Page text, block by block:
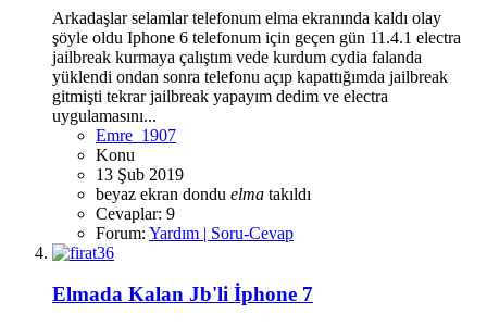
Arkadaşlar selamlar telefonum elma ekranında kaldı olay
şöyle oldu Iphone 6 telefonum için geçen gün 11.4.1 electra
jailbreak kurmaya çalıştım vede kurdum cydia falanda
yüklendi ondan sonra telefonu açıp kapattığımda jailbreak
gitmişti tekrar jailbreak yapayım dedim ve electra
uygulamasını...
Emre_1907
Konu
13 Şub 2019
beyaz ekran dondu elma takıldı
Cevaplar: 9
Forum: Yardım | Soru-Cevap
Elmada Kalan Jb'li İphone 7